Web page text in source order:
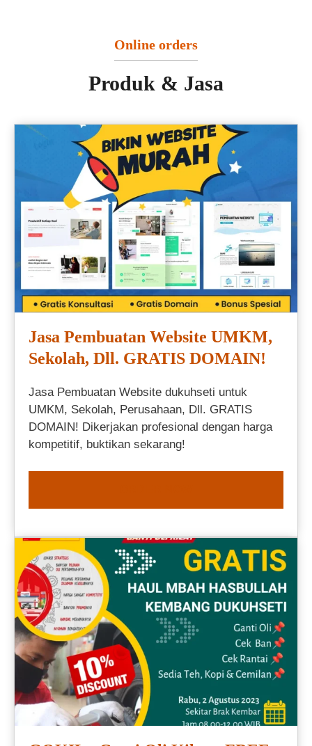
Online orders
Produk & Jasa
Jasa Pembuatan Website UMKM,
Sekolah, Dll. GRATIS DOMAIN!
Jasa Pembuatan Website dukuhseti untuk
UMKM, Sekolah, Perusahaan, Dll. GRATIS
DOMAIN! Dikerjakan profesional dengan harga
kompetitif, buktikan sekarang!